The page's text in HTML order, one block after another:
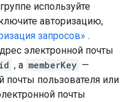
используйте
авторизацию,
запросов» .
электронной почты
id , а memberKey —
почты пользователя или
почты